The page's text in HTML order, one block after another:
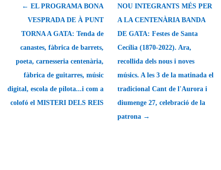
← EL PROGRAMA BONA
VESPRADA DE À PUNT
TORNA A GATA: Tenda de
canastes, fàbrica de barrets,
poeta, carnesseria centenària,
fàbrica de guitarres, músic
digital, escola de pilota...i com a
colofó el MISTERI DELS REIS
NOU INTEGRANTS MÉS PER
A LA CENTENÀRIA BANDA
DE GATA: Festes de Santa
Cecília (1870-2022). Ara,
recollida dels nous i noves
músics. A les 3 de la matinada el
tradicional Cant de l'Aurora i
diumenge 27, celebració de la
patrona →